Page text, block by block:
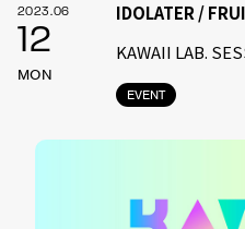
2023.06
12
MON
EVENT
IDOLATER /
KAWAII LAB.